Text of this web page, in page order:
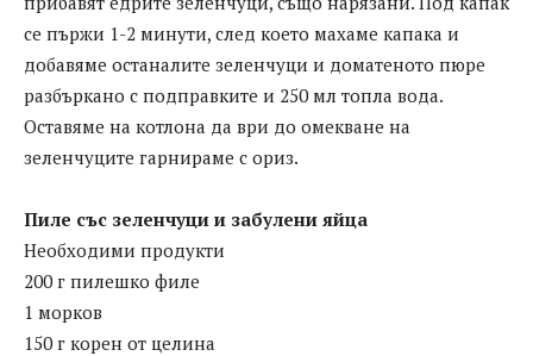
се пържи 1-2 минути, след което махаме капака и
добавяме останалите зеленчуци и доматеното пюре
разбъркано с подправките и 250 мл топла вода.
Оставяме на котлона да ври до омекване на
зеленчуците гарнираме с ориз.
Пиле със зеленчуци и забулени яйца
Необходими продукти
200 г пилешко филе
1 морков
150 г корен от целина